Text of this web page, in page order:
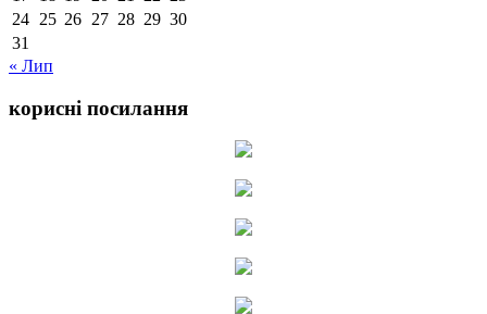
24 25 26 27 28 29 30
31
« Лип
корисні посилання